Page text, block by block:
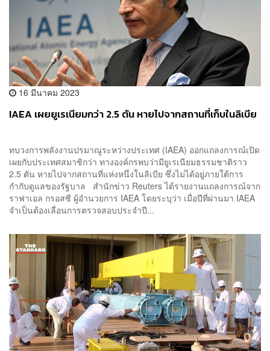
16 มีนาคม 2023
IAEA เผยยูเรเนียมกว่า 2.5 ตัน หายไปจากสถานที่เก็บในลิเบีย
ทบวงการพลังงานปรมาณูระหว่างประเทศ (IAEA) ออกแถลงการณ์เปิด
เผยกับประเทศสมาชิกว่า ทางองค์กรพบว่ามียูเรเนียมธรรมชาติราว
2.5 ตัน หายไปจากสถานที่แห่งหนึ่งในลิเบีย ซึ่งไม่ได้อยู่ภายใต้การ
กำกับดูแลของรัฐบาล สำนักข่าว Reuters ได้รายงานแถลงการณ์จาก
ราฟาเอล กรอสซี ผู้อำนวยการ IAEA โดยระบุว่า เมื่อปีที่ผ่านมา IAEA
จำเป็นต้องเลื่อนการตรวจสอบประจำปี...